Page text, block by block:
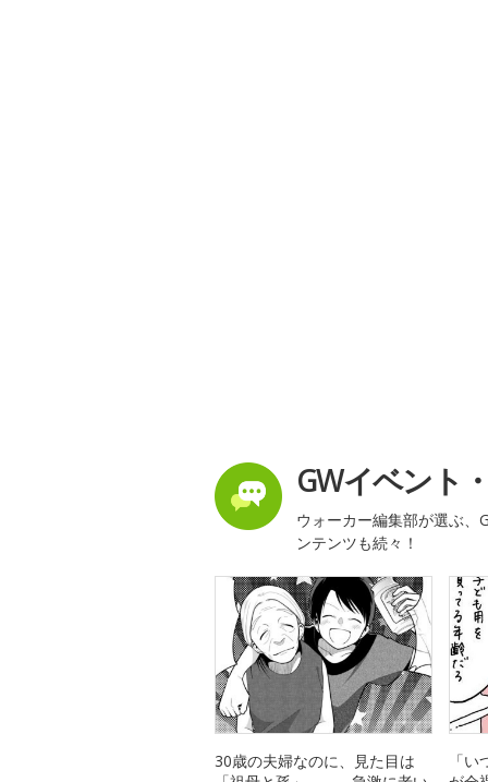
GWイベント
ウォーカー編集部が選ぶ、
ンテンツも続々！
30歳の夫婦なのに、見た目は
「